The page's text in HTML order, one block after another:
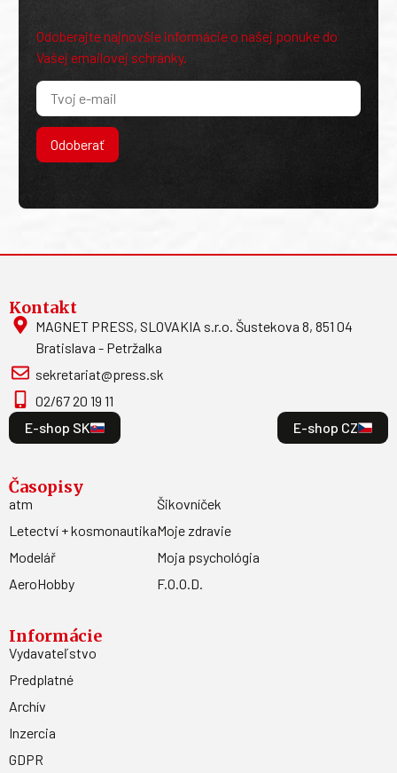
Odoberajte
newsletter
Odoberajte najnovšie informácie o našej ponuke do
Kontakt